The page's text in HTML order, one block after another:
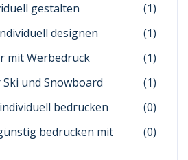
gestalten
(1)
designen
(1)
mit Werbedruck
(1)
und Snowboard
(1)
bedrucken
(0)
bedrucken mit
(0)